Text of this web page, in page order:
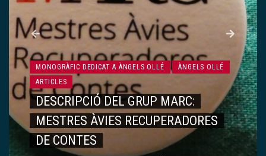
MONOGRÀFIC DEDICAT A ÀNGELS OLLÉ
ÀNGELS OLLÉ
ARTICLES
RECORDS, VIVÈNCIES…
DOLORS ESQUERDA AYMAMÍ.
DATA DE PUBLICACIÓ: